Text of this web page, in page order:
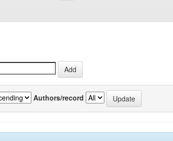
Authors/record